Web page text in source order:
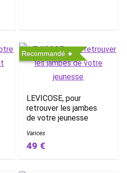
Recommandé
LEVICOSE, pour
retrouver les jambes
de votre jeunesse
Varices
49 €